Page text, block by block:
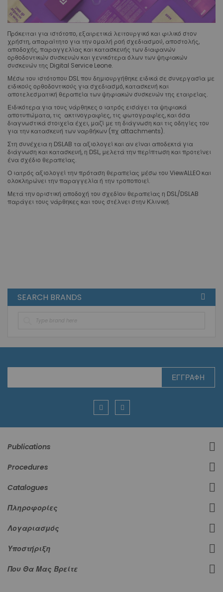
Πρόκειται για ιστότοπο, εξαιρετικά λειτουργικό και φιλικό στον
χρήστη, απαραίτητο για την ομαλή ροή σχεδιασμού, αποστολής,
αποδοχής, παραγγελίας και κατασκευής των διαφανών
ορθοδοντικών συσκευών και γενικότερα όλων των ψηφιακών
συσκευών της Digital Service Leone.
Μέσω του ιστότοπου DSL που δημιουργήθηκε ειδικά σε συνεργασία με
ειδικούς ορθοδοντικούς για σχεδιασμό, κατασκευή και
αποτελεσματική θεραπεία των ψηφιακών συσκευών της εταιρείας.
Ειδικότερα για τους νάρθηκες ο ιατρός εισάγει τα ψηφιακά
αποτυπώματα, τις ακτινογραφίες, τις φωτογραφίες, και όσα
διαγνωστικά στοιχεία έχει, μαζί με τη διάγνωση και τις οδηγίες του
για την κατασκευή των ναρθήκων (πχ attachments).
Στη συνέχεια η DSLAB τα αξιολογεί και αν είναι αποδεκτά για
διάγνωση και κατασκευή, η DSL, μελετά την περίπτωση και προτείνει
ένα σχέδιο θεραπείας.
Ο ιατρός αξιολογεί την πρόταση θεραπείας μέσω του ViewALLEO και
ολοκληρώνει την παραγγελία ή την τροποποιεί.
Μετά την οριστική αποδοχή του σχεδίου θεραπείας η DSL/DSLAB
παράγει τους νάρθηκες και τους στέλνει στην Κλινική.
SEARCH BRANDS
Εγγραφή
Ενημερωτικό
ΕΓΓΡΑΦΉ
Publications
Procedures
Catalogues
Πληροφορίες
Λογαριασμός
Υποστήριξη
Που Θα Μας Βρείτε